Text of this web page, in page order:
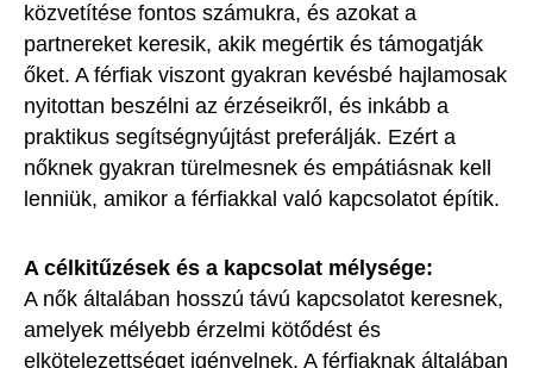
közvetítése fontos számukra, és azokat a
partnereket keresik, akik megértik és támogatják
őket. A férfiak viszont gyakran kevésbé hajlamosak
nyitottan beszélni az érzéseikről, és inkább a
praktikus segítségnyújtást preferálják. Ezért a
nőknek gyakran türelmesnek és empátiásnak kell
lenniük, amikor a férfiakkal való kapcsolatot építik.
A célkitűzések és a kapcsolat mélysége:
A nők általában hosszú távú kapcsolatot keresnek,
amelyek mélyebb érzelmi kötődést és
elkötelezettséget igényelnek. A férfiaknak általában